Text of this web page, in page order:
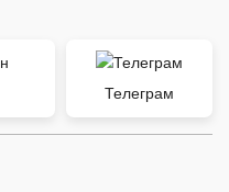
Телеграм